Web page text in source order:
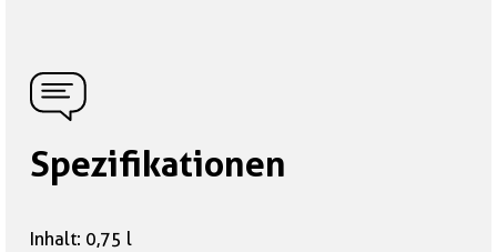
Spezifikationen
Inhalt: 0,75 l